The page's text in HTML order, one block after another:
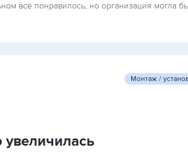
всё понравилось, но организация могла
Монтаж /